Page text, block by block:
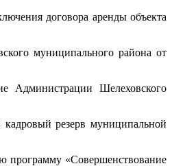
договора аренды объекта
муниципального района от
Администрации Шелеховского
резерв муниципальной
программу «Совершенствование